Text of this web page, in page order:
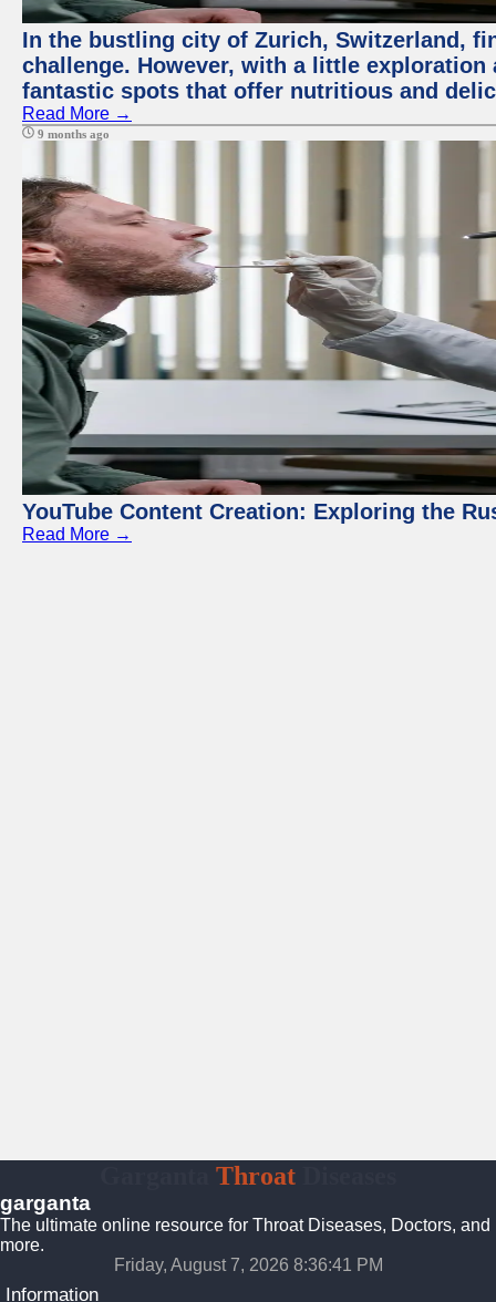
In the bustling city of Zurich, Switzerland,
challenge. However, with a little
fantastic spots that offer nutritious and
Read More →
9 months ago
YouTube Content Creation: Exploring the
Read More →
Throat
garganta
The ultimate online resource for Throat Diseases, Doctors, and
more.
Friday, August 7, 2026 8:36:42 PM
Information